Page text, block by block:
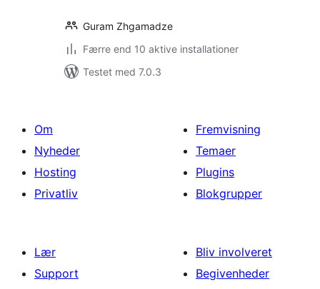
Guram Zhgamadze
Færre end 10 aktive installationer
Testet med 7.0.3
Om
Nyheder
Hosting
Privatliv
Fremvisning
Temaer
Plugins
Blokgrupper
Lær
Support
Bliv involveret
Begivenheder